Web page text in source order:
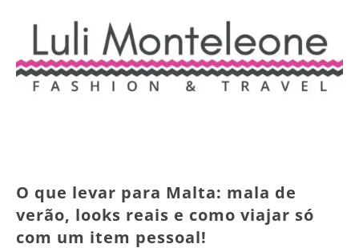
O que levar para Malta: mala de
verão, looks reais e como viajar só
com um item pessoal!